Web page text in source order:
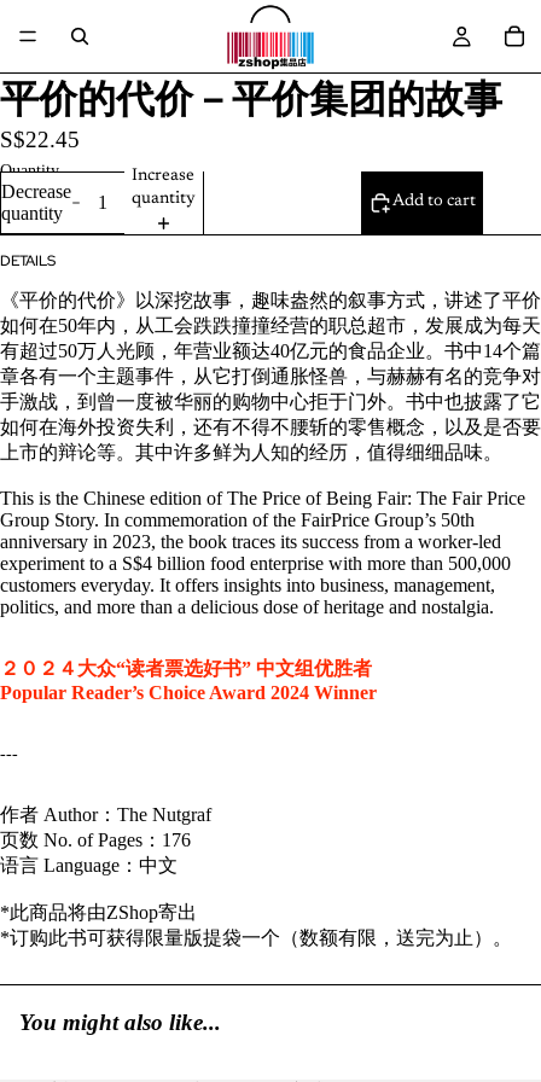
平价的代价－平价集团的故事
S$22.45
Quantity
Decrease
quantity
Increase
quantity
Add to cart
DETAILS
《平价的代价》以深挖故事，趣味盎然的叙事方式，讲述了平价
如何在50年内，从工会跌跌撞撞经营的职总超市，发展成为每天
有超过50万人光顾，年营业额达40亿元的食品企业。书中14个篇
章各有一个主题事件，从它打倒通胀怪兽，与赫赫有名的竞争对
手激战，到曾一度被华丽的购物中心拒于门外。书中也披露了它
如何在海外投资失利，还有不得不腰斩的零售概念，以及是否要
上市的辩论等。其中许多鲜为人知的经历，值得细细品味。
This is the Chinese edition of The Price of Being Fair: The Fair Price
Group Story. In commemoration of the FairPrice Group’s 50th
anniversary in 2023, the book traces its success from a worker-led
experiment to a S$4 billion food enterprise with more than 500,000
customers everyday. It offers insights into business, management,
politics, and more than a delicious dose of heritage and nostalgia.
２０２４大众“读者票选好书” 中文组优胜者
Popular Reader’s Choice Award 2024 Winner
---
作者 Author：The Nutgraf
页数 No. of Pages：176
语言 Language：中文
*此商品将由ZShop寄出
*订购此书可获得限量版提袋一个（数额有限，送完为止）。
You might also like...